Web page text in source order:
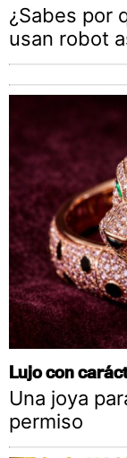
¿Sabes por
usan robot
Lujo con
Una joya
permiso